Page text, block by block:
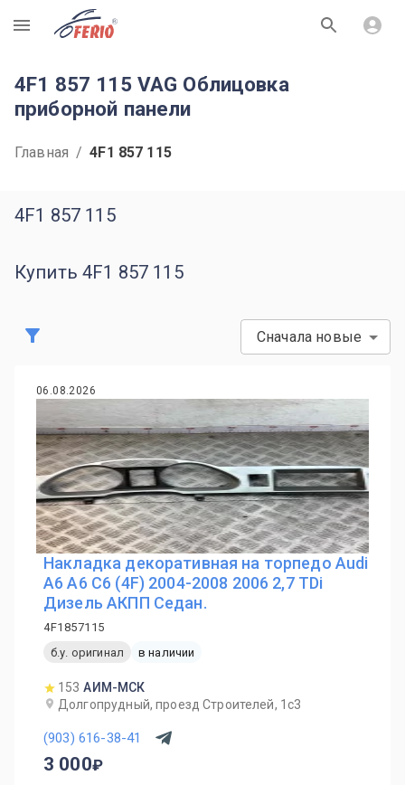
R
4F1 857 115 VAG Облицовка
приборной панели
Главная / 4F1 857 115
4F1 857 115
Купить 4F1 857 115
Сначала новые
06.08.2026
Накладка декоративная на торпедо Audi
A6 A6 C6 (4F) 2004-2008 2006 2,7 TDi
Дизель АКПП Седан.
4F1857115
б.у. оригинал
в наличии
153 АИМ-МСК
Долгопрудный, проезд Строителей, 1с3
(903) 616-38-41
3 000